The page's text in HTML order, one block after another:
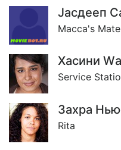
Jасдееп
Macca's Mate
Хасини
Service
Захра
Rita